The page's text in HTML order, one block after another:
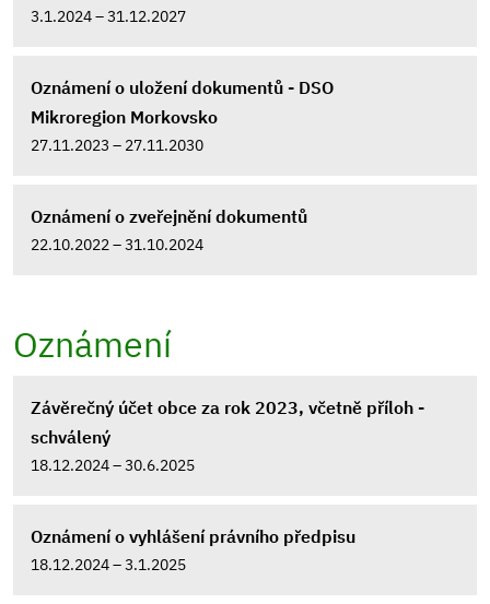
3.1.2024 – 31.12.2027
Oznámení o uložení dokumentů - DSO
Mikroregion Morkovsko
27.11.2023 – 27.11.2030
Oznámení o zveřejnění dokumentů
22.10.2022 – 31.10.2024
Oznámení
Závěrečný účet obce za rok 2023, včetně příloh -
schválený
18.12.2024 – 30.6.2025
Oznámení o vyhlášení právního předpisu
18.12.2024 – 3.1.2025